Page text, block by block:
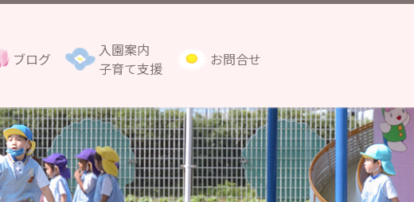
ブログ
入園案内
子育て支援
お問合せ